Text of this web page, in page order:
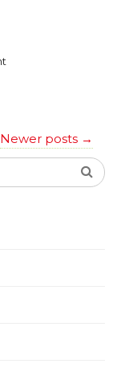
Newer posts →